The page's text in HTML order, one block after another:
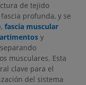
de tejido
profunda, y se
, fascia muscular
y
musculares. Esta
clave para el
del sistema